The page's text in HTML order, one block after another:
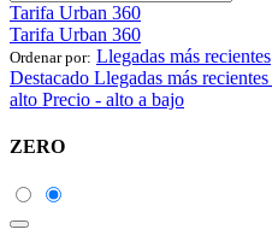
Tarifa Urban 360
Tarifa Urban 360
Ordenar por: Llegadas más recientes
Destacado Llegadas más recientes
alto Precio - alto a bajo
ZERO